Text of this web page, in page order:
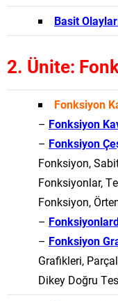
Basit
2. Ünite:
Fonksiyon
– Fonksiyon
– Fonksiyon
Fonksiyon,
Fonksiyonlar,
Fonksiyon,
–
– Fonksiyon
Grafikleri,
Dikey Doğru